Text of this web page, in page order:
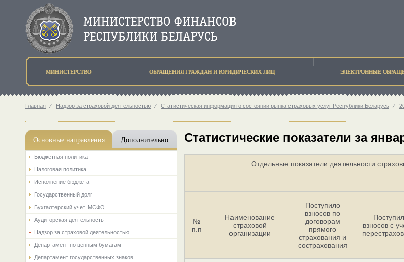
МИНИСТЕРСТВО ОБРАЩЕНИЯ ГРАЖДАН И ЮРИДИЧЕСКИХ ЛИЦ ЭЛЕКТРОННЫЕ
Главная ⁄ Надзор за страховой деятельностью ⁄ Статистическая информация о состоянии рынка страховых услуг Республики Беларусь ⁄
Основные направления Дополнительно
Бюджетная политика
Налоговая политика
Исполнение бюджета
Государственный долг
Бухгалтерский учет. МСФО
Аудиторская деятельность
Надзор за страховой деятельностью
Департамент по ценным бумагам
Департамент государственных знаков
Статистические показатели за
Отдельные показатели деятельности
№
п.п
Наименование
страховой
организации
Поступило
взносов по
договорам
прямого
страхования и
сострахования
взносов с